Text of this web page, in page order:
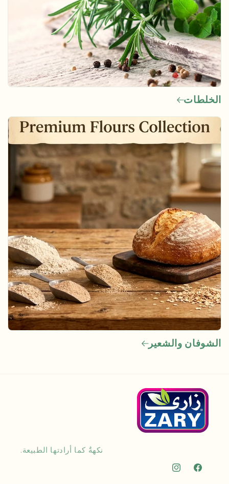
الخلطات
الشوفان والشعير
نكهةٌ كما أرادتها الطبيعة.
فيسبوك انستجرام